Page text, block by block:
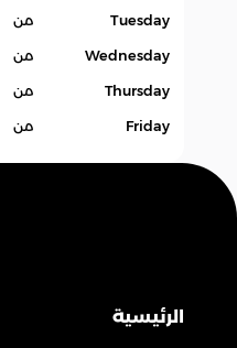
Tuesday من
Wednesday من
Thursday من
Friday من
الرئيسية